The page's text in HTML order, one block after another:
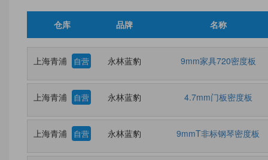
仓库 品牌 名称
上海青浦 自营 永林蓝豹 9mm家具720密度板
上海青浦 自营 永林蓝豹 4.7mm门板密度板
上海青浦 自营 永林蓝豹 9mmT非标钢琴密度板